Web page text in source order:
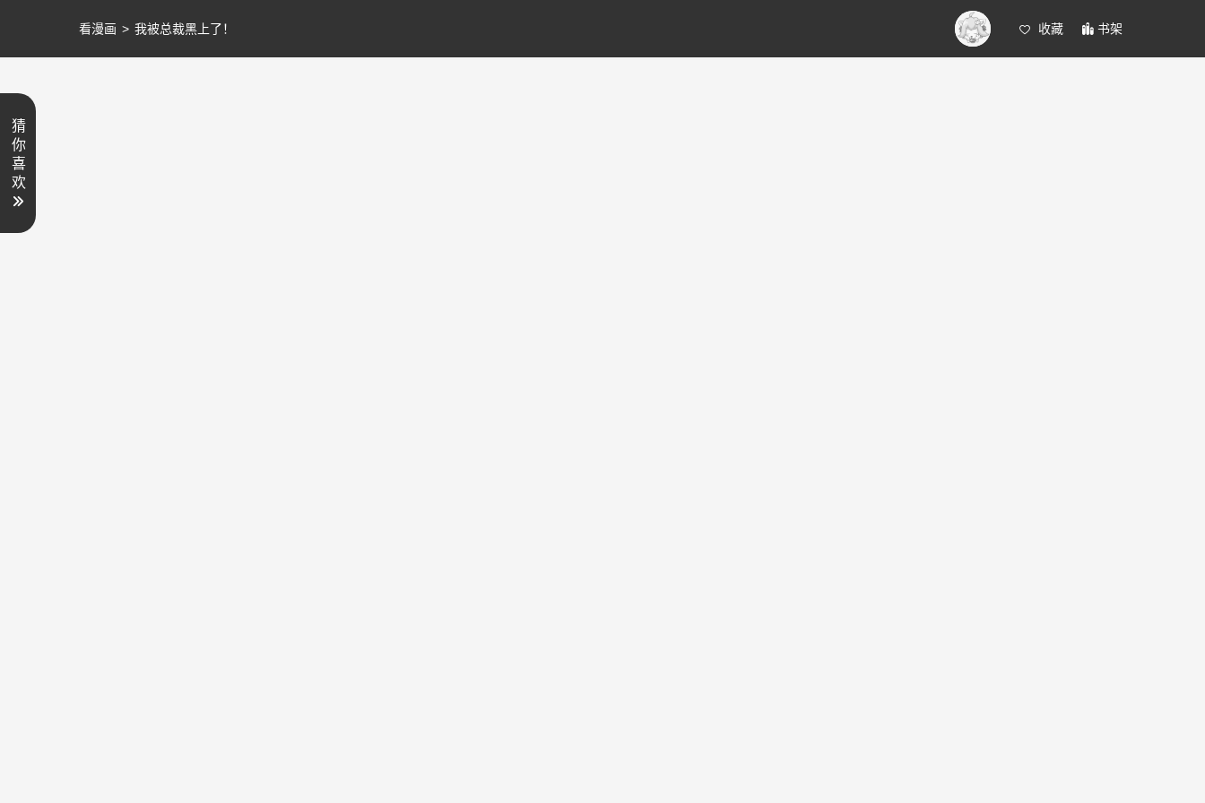
收藏 书架
看漫画 > 我被总裁黑上了！
猜
你
喜
欢